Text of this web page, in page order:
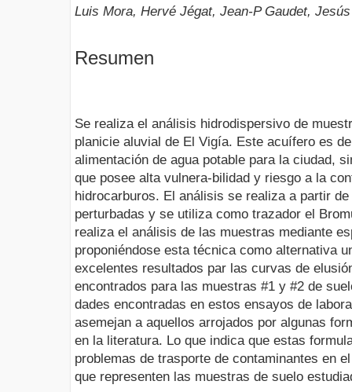
Luis Mora, Hervé Jégat, Jean-P Gaudet,
Resumen
Se realiza el análisis hidrodispersivo de
planicie aluvial de El Vigía. Este acuífero es
alimentación de agua potable para la ciudad,
que posee alta vulnera-bilidad y riesgo a la
hidrocarburos. El análisis se realiza a partir
perturbadas y se utiliza como trazador el
realiza el análisis de las muestras mediante
proponiéndose esta técnica como alternativa
excelentes resultados par las curvas de
encontrados para las muestras #1 y #2 de
dades encontradas en estos ensayos de
asemejan a aquellos arrojados por algunas
en la literatura. Lo que indica que estas
problemas de trasporte de contaminantes en
que representen las muestras de suelo